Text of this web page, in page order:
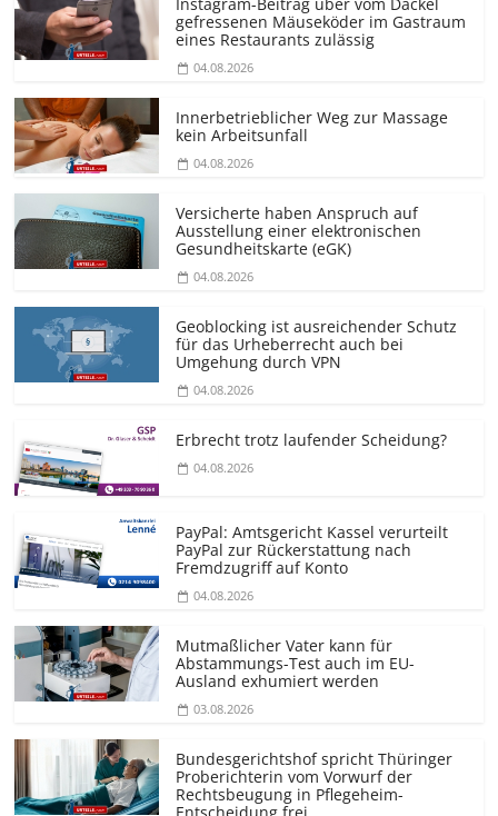
gefressenen Mäuseköder im Gastraum
eines Restaurants zulässig
04.08.2026
Innerbetrieblicher Weg zur Massage
kein Arbeitsunfall
04.08.2026
Versicherte haben Anspruch auf
Ausstellung einer elektronischen
Gesundheitskarte (eGK)
04.08.2026
Geoblocking ist ausreichender Schutz
für das Urheberrecht auch bei
Umgehung durch VPN
04.08.2026
Erbrecht trotz laufender Scheidung?
04.08.2026
PayPal: Amtsgericht Kassel verurteilt
PayPal zur Rückerstattung nach
Fremdzugriff auf Konto
04.08.2026
Mutmaßlicher Vater kann für
Abstammungs-Test auch im EU-
Ausland exhumiert werden
03.08.2026
Bundesgerichtshof spricht Thüringer
Proberichterin vom Vorwurf der
Rechtsbeugung in Pflegeheim-